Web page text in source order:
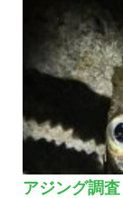
アジング調査